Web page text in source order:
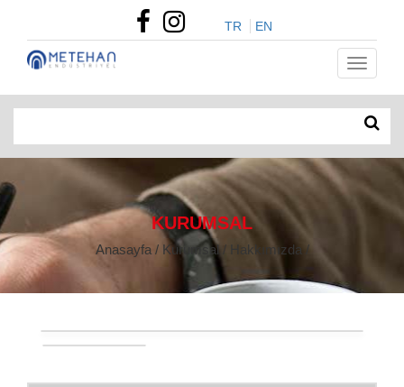
TR EN
KURUMSAL
Anasayfa / Kurumsal / Hakkımızda /